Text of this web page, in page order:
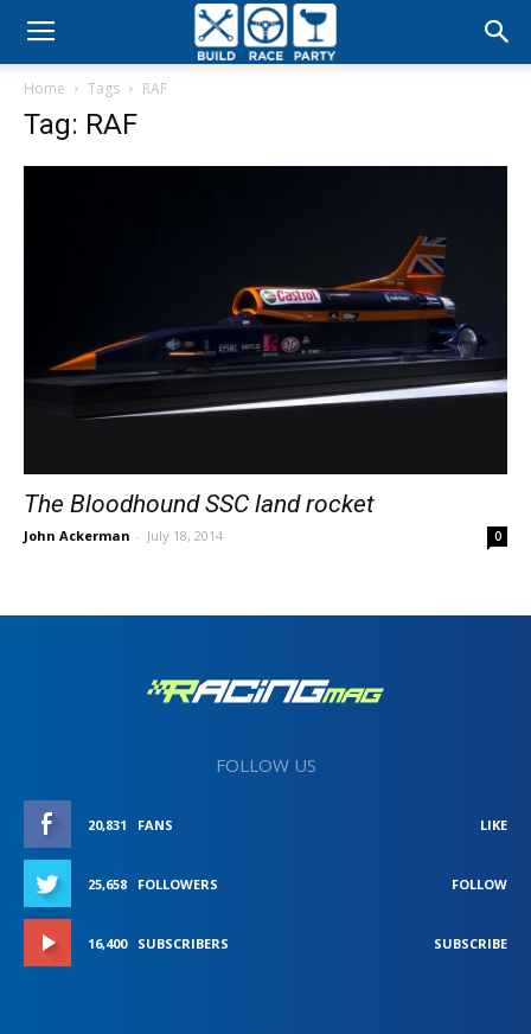
Build
Home Tags RAF
Tag: RAF
The Bloodhound SSC land rocket
John Ackerman - July 18, 2014 0
FOLLOW US
20,831 FANS LIKE
25,658 FOLLOWERS FOLLOW
16,400 SUBSCRIBERS SUBSCRIBE